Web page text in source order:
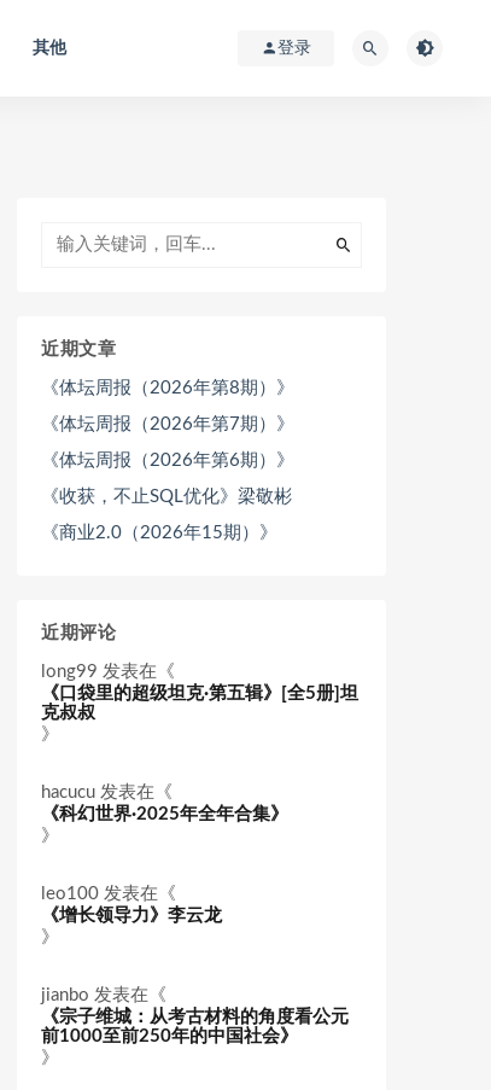
其他 登录
近期文章
《体坛周报（2026年第8期）》
《体坛周报（2026年第7期）》
《体坛周报（2026年第6期）》
《收获，不止SQL优化》梁敬彬
《商业2.0（2026年15期）》
近期评论
long99 发表在《
《口袋里的超级坦克·第五辑》[全5册]坦
克叔叔
》
hacucu 发表在《
《科幻世界·2025年全年合集》
》
leo100 发表在《
《增长领导力》李云龙
》
jianbo 发表在《
《宗子维城：从考古材料的角度看公元
前1000至前250年的中国社会》
》